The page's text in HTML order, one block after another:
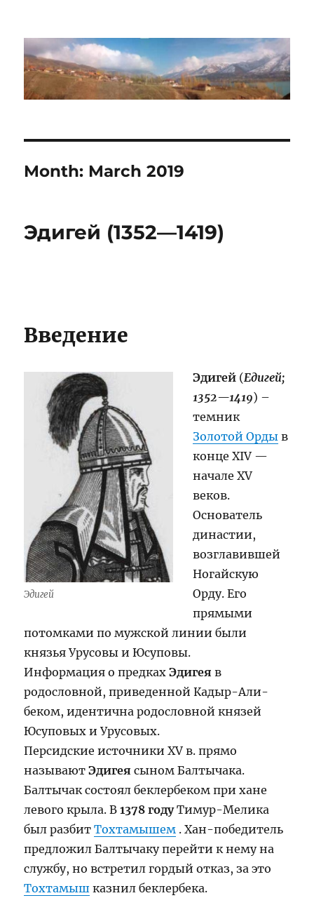
Month: March 2019
Эдигей (1352—1419)
Введение
Эдигей
Эдигей (Едигей;
1352—1419) –
темник
Золотой Орды в
конце XIV —
начале XV
веков.
Основатель
династии,
возглавившей
Ногайскую
Орду. Его
прямыми
потомками по мужской линии были
князья Урусовы и Юсуповы.
Информация о предкахЭдигея в
родословной, приведенной Кадыр-Али-
беком, идентична родословной князей
Юсуповых и Урусовых.
Персидские источники XV в. прямо
называютЭдигея сыном Балтычака.
Балтычак состоял беклербеком при хане
левого крыла. В1378 годуТимур-Мелика
был разбитТохтамышем . Хан-победитель
предложил Балтычаку перейти к нему на
службу, но встретил гордый отказ, за это
Тохтамыш казнил беклербека.